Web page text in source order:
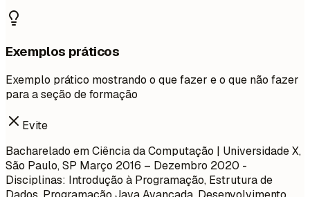
Exemplos práticos
Exemplo prático mostrando o que fazer e o que não fazer
para a seção de formação
Evite
Bacharelado em Ciência da Computação | Universidade X,
São Paulo, SP Março 2016 – Dezembro 2020 -
Disciplinas: Introdução à Programação, Estrutura de